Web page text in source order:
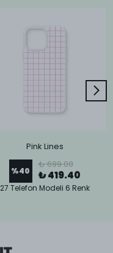
Pink Lines
%40
₺ 699.00
₺ 419.40
27 Telefon Modeli 6 Renk